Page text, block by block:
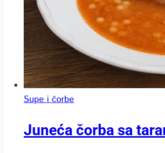
Supe i čorbe
Juneća čorba sa